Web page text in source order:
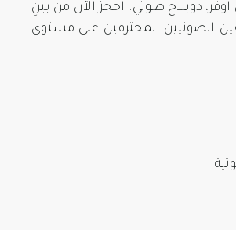
دوبلاج صوتي. احجز الآن من بينِ
الصوتيين المحترفين على مستوى